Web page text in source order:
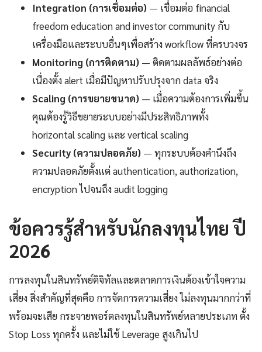
Integration (การเชื่อมต่อ) — เชื่อมต่อ financial
freedom education and investor community กับ
เครื่องมือและระบบอื่นๆเพื่อสร้าง workflow ที่ครบวงจร
Monitoring (การติดตาม) — ติดตามผลลัพธ์อย่างต่อ
เนื่องตั้ง alert เมื่อมีปัญหาปรับปรุงจาก data จริง
Scaling (การขยายขนาด) — เมื่อความต้องการเพิ่มขึ้น
คุณต้องรู้วิธีขยายระบบอย่างมีประสิทธิภาพทั้ง
horizontal scaling และ vertical scaling
Security (ความปลอดภัย) — ทุกระบบต้องคำนึงถึง
ความปลอดภัยตั้งแต่ authentication, authorization,
encryption ไปจนถึง audit logging
ข้อควรรู้สำหรับนักลงทุนไทย ปี
2026
การลงทุนในสินทรัพย์ดิจิทัลและตลาดการเงินต้องเข้าใจความ
เสี่ยง สิ่งสำคัญที่สุดคือ การจัดการความเสี่ยง ไม่ลงทุนมากกว่าที่
พร้อมจะเสีย กระจายพอร์ตลงทุนในสินทรัพย์หลายประเภท ตั้ง
Stop Loss ทุกครั้ง และไม่ใช้ Leverage สูงเกินไป